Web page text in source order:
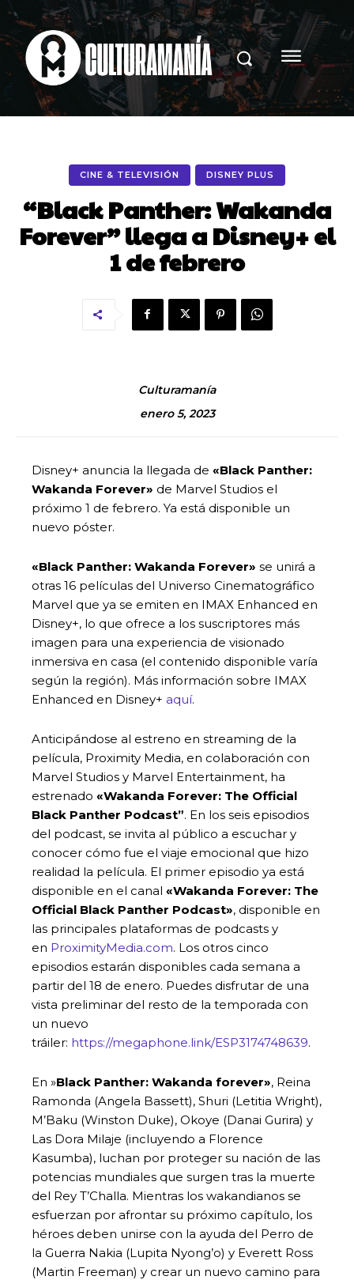
CINE & TELEVISIÓN DISNEY PLUS
“Black Panther: Wakanda
Forever” llega a Disney+ el
1 de febrero
Culturamanía
enero 5, 2023
Disney+ anuncia la llegada de «Black Panther:
Wakanda Forever» de Marvel Studios el
próximo 1 de febrero. Ya está disponible un
nuevo póster.
«Black Panther: Wakanda Forever» se unirá a
otras 16 películas del Universo Cinematográfico
Marvel que ya se emiten en IMAX Enhanced en
Disney+, lo que ofrece a los suscriptores más
imagen para una experiencia de visionado
inmersiva en casa (el contenido disponible varía
según la región). Más información sobre IMAX
Enhanced en Disney+ aquí.
Anticipándose al estreno en streaming de la
película, Proximity Media, en colaboración con
Marvel Studios y Marvel Entertainment, ha
estrenado «Wakanda Forever: The Official
Black Panther Podcast”. En los seis episodios
del podcast, se invita al público a escuchar y
conocer cómo fue el viaje emocional que hizo
realidad la película. El primer episodio ya está
disponible en el canal «Wakanda Forever: The
Official Black Panther Podcast», disponible en
las principales plataformas de podcasts y
en ProximityMedia.com. Los otros cinco
episodios estarán disponibles cada semana a
partir del 18 de enero. Puedes disfrutar de una
vista preliminar del resto de la temporada con
un nuevo
tráiler: https://megaphone.link/ESP3174748639.
En »Black Panther: Wakanda forever», Reina
Ramonda (Angela Bassett), Shuri (Letitia Wright),
M’Baku (Winston Duke), Okoye (Danai Gurira) y
Las Dora Milaje (incluyendo a Florence
Kasumba), luchan por proteger su nación de las
potencias mundiales que surgen tras la muerte
del Rey T’Challa. Mientras los wakandianos se
esfuerzan por afrontar su próximo capítulo, los
héroes deben unirse con la ayuda del Perro de
la Guerra Nakia (Lupita Nyong’o) y Everett Ross
(Martin Freeman) y crear un nuevo camino para